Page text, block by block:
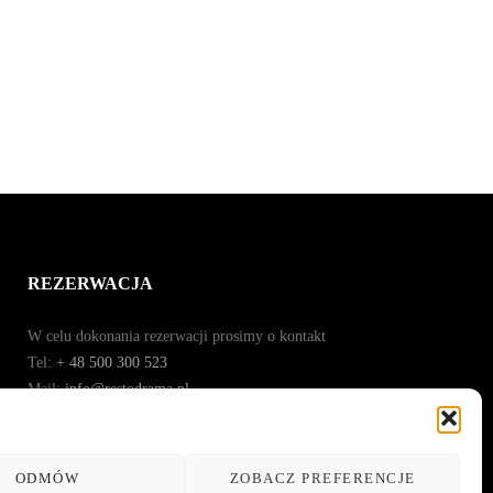
ODMÓW ZOBACZ PREFERENCJE
REZERWACJA
W celu dokonania rezerwacji prosimy o kontakt
Tel: + 48 500 300 523
Mail:info@restodrama.pl